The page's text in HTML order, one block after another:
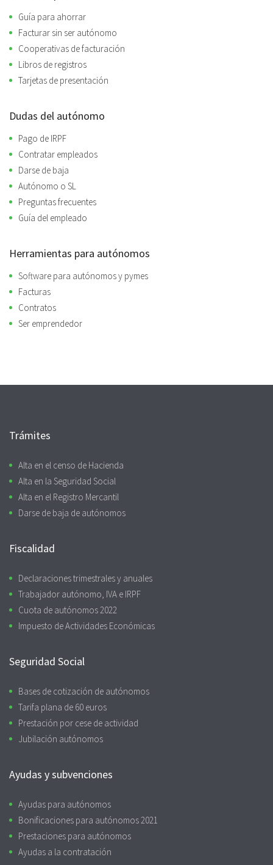
Guía para ahorrar
Facturar sin ser autónomo
Cooperativas de facturación
Libros de registros
Tarjetas de presentación
Dudas del autónomo
Pago de IRPF
Contratar empleados
Darse de baja
Autónomo o SL
Preguntas frecuentes
Guía del empleado
Herramientas para autónomos
Software para autónomos y pymes
Facturas
Contratos
Ser emprendedor
Trámites
Alta en el censo de Hacienda
Alta en la Seguridad Social
Alta en el Registro Mercantil
Darse de baja de autónomos
Fiscalidad
Declaraciones trimestrales y anuales
Trabajador autónomo, IVA e IRPF
Cuota de autónomos 2022
Impuesto de Actividades Económicas
Seguridad Social
Bases de cotización de autónomos
Tarifa plana de 60 euros
Prestación por cese de actividad
Jubilación autónomos
Ayudas y subvenciones
Ayudas para autónomos
Bonificaciones para autónomos 2021
Prestaciones para autónomos
Ayudas a la contratación